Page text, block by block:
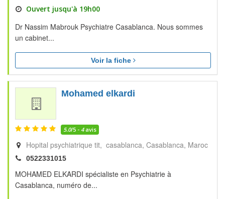
Ouvert jusqu'à 19h00
Dr Nassim Mabrouk Psychiatre Casablanca. Nous sommes
un cabinet...
Voir la fiche
Mohamed elkardi
5.0/5 - 4avis
Hopital psychiatrique tit, casablanca Casablanca Maroc
0522331015
MOHAMED ELKARDI spécialiste en Psychiatrie à
Casablanca, numéro de...